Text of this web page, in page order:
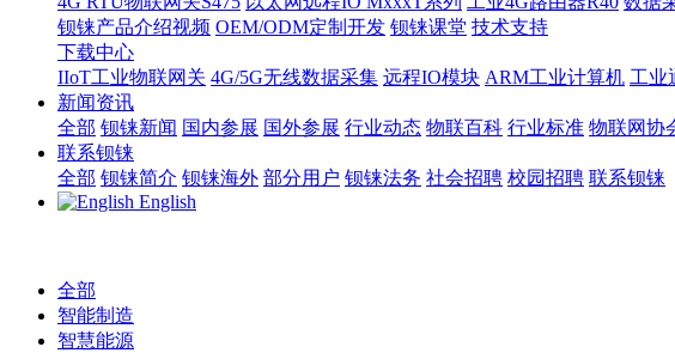
钡铼产品介绍视频 OEM/ODM定制开发 钡铼课堂 技术支持
下载中心
IIoT工业物联网关 4G/5G无线数据采集 远程IO模块 ARM工业计算机 工业
新闻资讯
全部 钡铼新闻 国内参展 国外参展 行业动态 物联百科 行业标准 物联网协
联系钡铼
全部 钡铼简介 钡铼海外 部分用户 钡铼法务 社会招聘 校园招聘 联系钡铼
English
全部
智能制造
智慧能源